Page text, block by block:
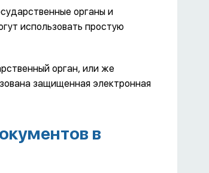
органы и
использовать простую
орган, или же
защищенная электронная
в